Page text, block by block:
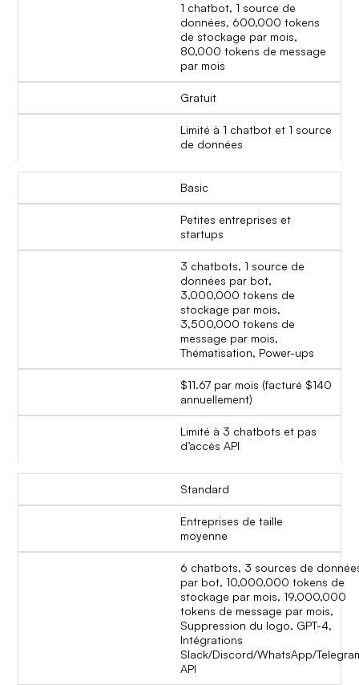
1 chatbot, 1 source de
données, 600,000 tokens
de stockage par mois,
80,000 tokens de message
par mois
Gratuit
Limité à 1 chatbot et 1 source
de données
Basic
Petites entreprises et
startups
3 chatbots, 1 source de
données par bot,
3,000,000 tokens de
stockage par mois,
3,500,000 tokens de
message par mois,
Thématisation, Power-ups
$11.67 par mois (facturé $140
annuellement)
Limité à 3 chatbots et pas
d’accès API
Standard
Entreprises de taille
moyenne
6 chatbots, 3 sources de
par bot, 10,000,000 tokens de
stockage par mois, 19,000,000
tokens de message par mois,
Suppression du logo, GPT-4,
Intégrations
Slack/Discord/WhatsApp/
API